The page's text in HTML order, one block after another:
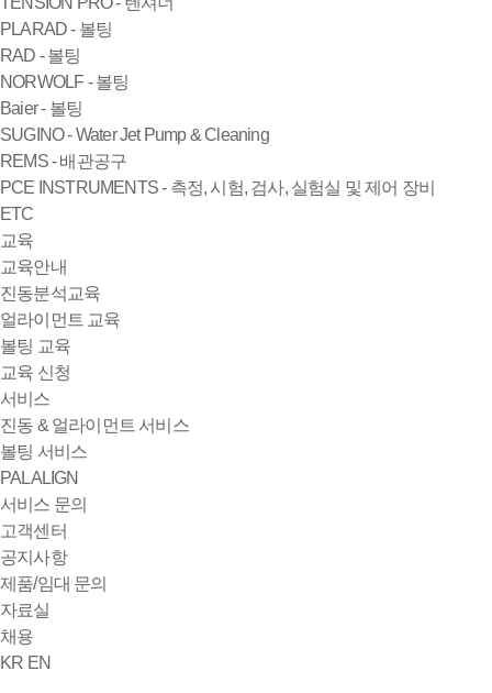
PLARAD - 볼팅
RAD - 볼팅
NORWOLF - 볼팅
Baier - 볼팅
SUGINO - Water Jet Pump & Cleaning
REMS - 배관공구
PCE INSTRUMENTS - 측정, 시험, 검사, 실험실 및 제어 장비
ETC
교육
교육안내
진동분석교육
얼라이먼트 교육
볼팅 교육
교육 신청
서비스
진동 & 얼라이먼트 서비스
볼팅 서비스
PALALIGN
서비스 문의
고객센터
공지사항
제품/임대 문의
자료실
채용
KR EN